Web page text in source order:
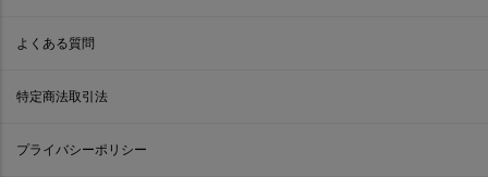
よくある質問
特定商法取引法
プライバシーポリシー